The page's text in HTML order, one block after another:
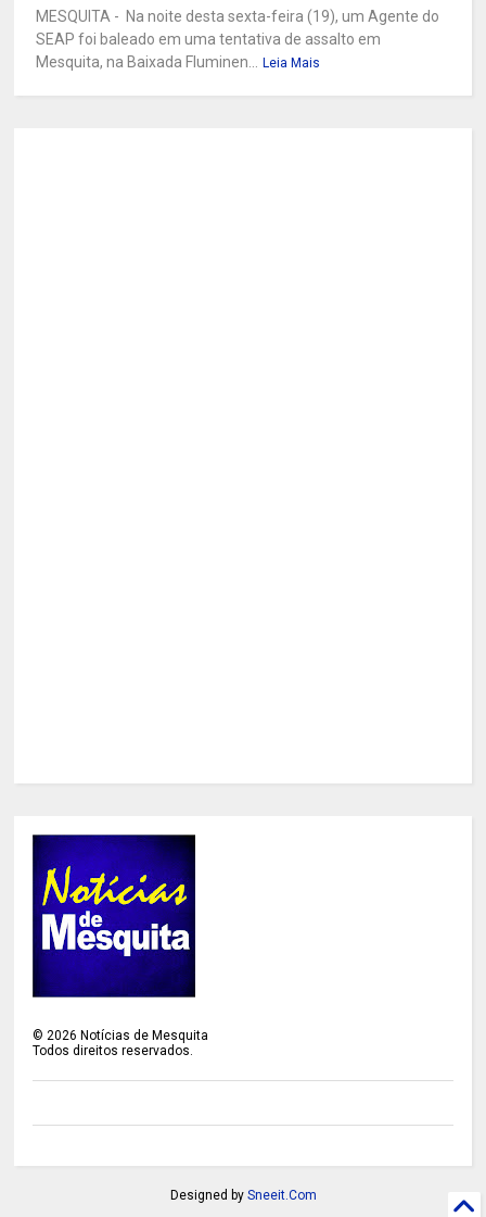
MESQUITA - Na noite desta sexta-feira (19), um Agente do
SEAP foi baleado em uma tentativa de assalto em
Mesquita, na Baixada Fluminen... Leia Mais
©2026 Notícias de Mesquita
Todos direitos reservados.
Designed by Sneeit.Com